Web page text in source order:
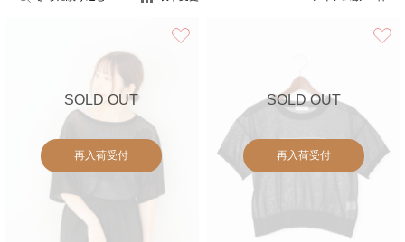
SOLD OUT
再入荷受付
SOLD OUT
再入荷受付